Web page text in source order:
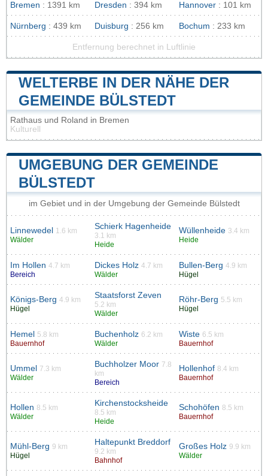
Bremen : 1391 km Dresden : 394 km Hannover : 101 km
Nürnberg : 439 km Duisburg : 256 km Bochum : 233 km
Entfernung berechnet in Luftlinie
WELTERBE IN DER NÄHE DER
GEMEINDE BÜLSTEDT
Rathaus und Roland in Bremen
Kulturell
UMGEBUNG DER GEMEINDE
BÜLSTEDT
im Gebiet und in der Umgebung der Gemeinde Bülstedt
Linnewedel
1.6 km
Wälder
Schierk Hagenheide
3.1 km
Heide
Wüllenheide 3.4 km
Heide
Im Hollen 4.7 km
Bereich
Dickes Holz 4.7 km
Wälder
Bullen-Berg 4.9 km
Hügel
Königs-Berg 4.9 km
Hügel
Staatsforst Zeven
5.2 km
Wälder
Röhr-Berg 5.5 km
Hügel
Hemel
5.8 km
Bauernhof
Buchenholz 6.2 km
Wälder
Wiste 6.5 km
Bauernhof
Ummel
7.3 km
Wälder
Buchholzer Moor 7.8
km
Bereich
Hollenhof 8.4 km
Bauernhof
Hollen 8.5 km
Wälder
Kirchenstocksheide
8.5 km
Heide
Schohöfen 8.5 km
Bauernhof
Mühl-Berg 9 km
Hügel
Haltepunkt Breddorf
9.2 km
Bahnhof
Großes Holz 9.9 km
Wälder